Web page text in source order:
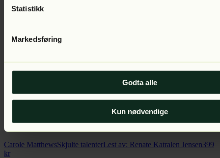
Statistikk
Markedsføring
Godta alle
Kun nødvendige
Carole MatthewsSkjulte talenterLest av: Renate Katralen Jensen399
kr